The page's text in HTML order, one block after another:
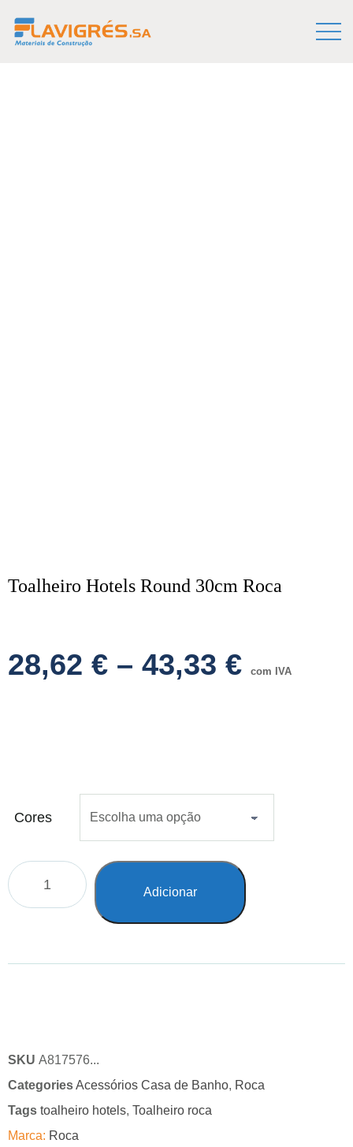
Toalheiro Hotels Round 30cm Roca
28,62 € – 43,33 € com IVA
Cores
Adicionar
SKU A817576...
CategoriesAcessórios Casa de Banho, Roca
Tags toalheiro hotels, Toalheiro roca
Marca: Roca